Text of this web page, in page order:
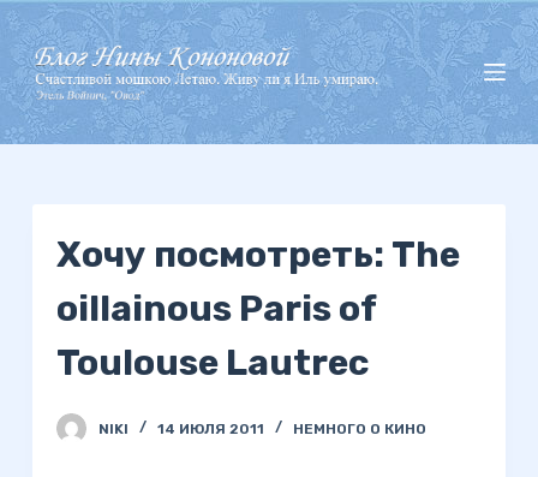
П
е
р
е
й
Хочу посмотреть: The
oillainous Paris of
Toulouse Lautrec
NIKI 14 ИЮЛЯ 2011 НЕМНОГО О КИНО